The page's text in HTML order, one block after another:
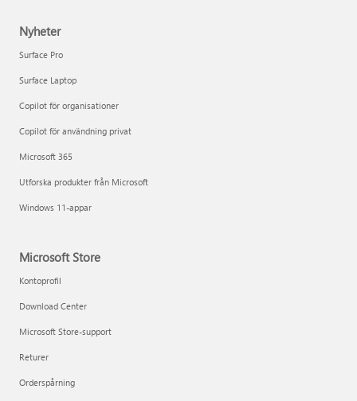
Nyheter
Surface Pro
Surface Laptop
Copilot för organisationer
Copilot för användning privat
Microsoft 365
Utforska produkter från Microsoft
Windows 11-appar
Microsoft Store
Kontoprofil
Download Center
Microsoft Store-support
Returer
Orderspårning